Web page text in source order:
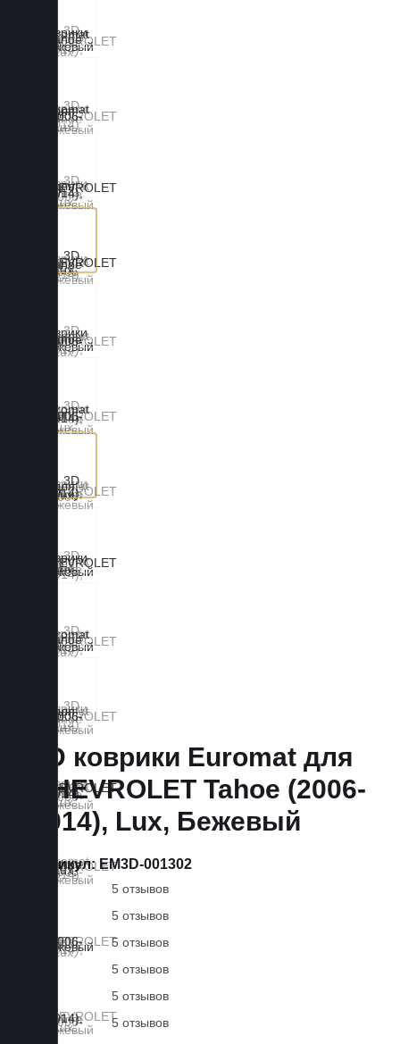
3D коврики Euromat для
CHEVROLET Tahoe (2006-
2014), Lux, Бежевый
Артикул: EM3D-001302
5 отзывов
5 отзывов
5 отзывов
5 отзывов
5 отзывов
5 отзывов